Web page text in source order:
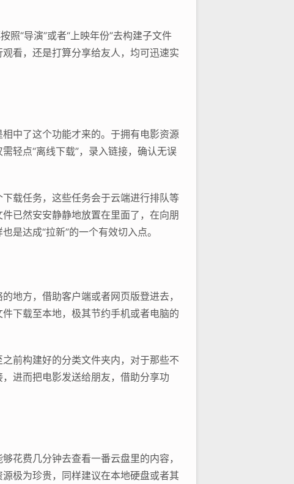
照“导演”或者“上映年份”去构建子文件
看，还是打算分享给友人，均可迅速实
中了这个功能才来的。于拥有电影资源
轻点“离线下载”，录入链接，确认无误
载任务，这些任务会于云端进行排队等
已然安安静静地放置在里面了，在向朋
是达成“拉新”的一个有效切入点。
地方，借助客户端或者网页版登进去，
下载至本地，极其节约手机或者电脑的
前构建好的分类文件夹内，对于那些不
进而把电影发送给朋友，借助分享功
花费几分钟去查看一番云盘里的内容，
极为珍贵，同样建议在本地硬盘或者其